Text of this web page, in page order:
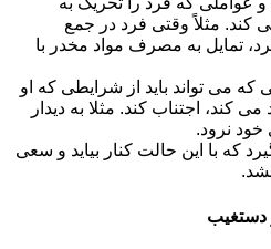
مثلاً وقتی فرد در جمع
تمایل به مصرف مواد مخدر با
که می تواند باید از شرایطی که او
کند، اجتناب کند. مثلا به دیدار
نرود.
که با این حالت کنار بیاید و سعی
دستغیب